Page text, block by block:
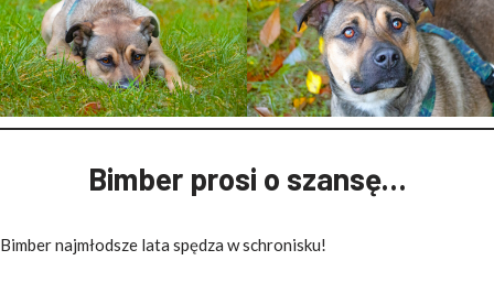
Bimber prosi o szansę…
Bimber najmłodsze lata spędza w schronisku!